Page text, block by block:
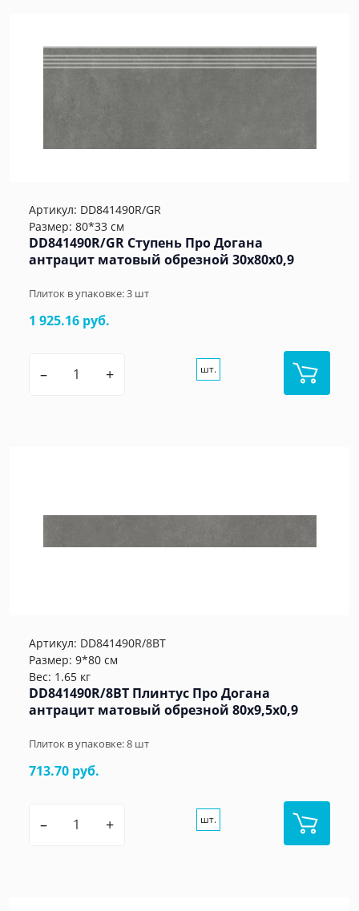
Артикул: DD841490R/GR
Размер: 80*33 см
DD841490R/GR Ступень Про Догана
антрацит матовый обрезной 30x80x0,9
Плиток в упаковке:3 шт
1 925.16 руб.
– + шт.
Артикул: DD841490R/8BT
Размер: 9*80 см
Вес: 1.65 кг
DD841490R/8BT Плинтус Про Догана
антрацит матовый обрезной 80x9,5x0,9
Плиток в упаковке:8 шт
713.70 руб.
– + шт.